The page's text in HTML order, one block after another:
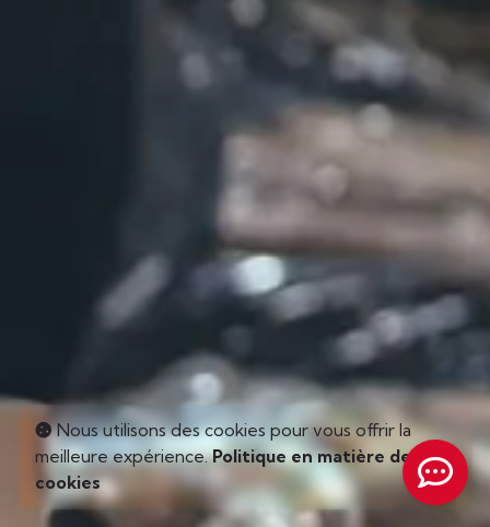
Nous utilisons des cookies pour vous offrir la
meilleure expérience.Politique en matière de
cookies